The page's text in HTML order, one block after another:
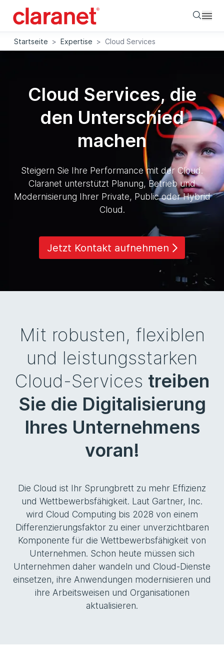
Startseite > Expertise > Cloud Services
Cloud Services, die
den Unterschied
machen
Steigern Sie Ihre Performance mit der Cloud.
Claranet unterstützt Planung, Betrieb und
Modernisierung Ihrer Private, Public oder Hybrid
Cloud.
Jetzt Kontakt aufnehmen
Mit robusten, flexiblen
und leistungsstarken
Cloud-Services treiben
Sie die Digitalisierung
Ihres Unternehmens
voran!
Die Cloud ist Ihr Sprungbrett zu mehr Effizienz
und Wettbewerbsfähigkeit. Laut Gartner, Inc.
wird Cloud Computing bis 2028 von einem
Differenzierungsfaktor zu einer unverzichtbaren
Komponente für die Wettbewerbsfähigkeit von
Unternehmen. Schon heute müssen sich
Unternehmen daher wandeln und Cloud-Dienste
einsetzen, ihre Anwendungen modernisieren und
ihre Arbeitsweisen und Organisationen
aktualisieren.